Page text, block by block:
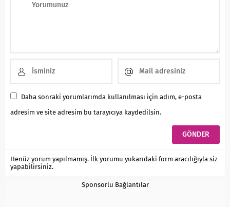
Daha sonraki yorumlarımda kullanılması için adım, e-posta
adresim ve site adresim bu tarayıcıya kaydedilsin.
Henüz yorum yapılmamış. İlk yorumu yukarıdaki form aracılığıyla siz
yapabilirsiniz.
Sponsorlu Bağlantılar